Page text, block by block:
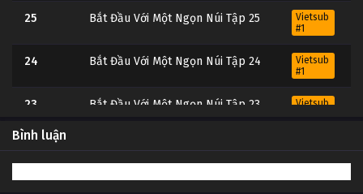
25 Bắt Đầu Với Một Ngọn Núi Tập 25
Vietsub
#1
24 Bắt Đầu Với Một Ngọn Núi Tập 24
Vietsub
#1
23 Bắt Đầu Với Một Ngọn Núi Tập 23
Vietsub
22 Bắt Đầu Với Một Ngọn Núi Tập 22
Bình luận